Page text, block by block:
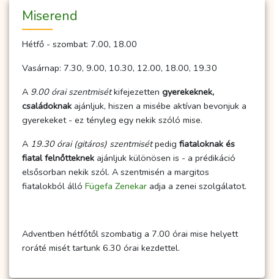
Miserend
Hétfő - szombat: 7.00, 18.00
Vasárnap: 7.30, 9.00, 10.30, 12.00, 18.00, 19.30
A 9.00 órai szentmisétkifejezetten gyerekeknek,
családoknak ajánljuk, hiszen a misébe aktívan bevonjuk a
gyerekeket - ez tényleg egy nekik szóló mise.
A 19.30 órai (gitáros) szentmisétpedig fiataloknak és
fiatal felnőtteknek ajánljuk különösen is - a prédikáció
elsősorban nekik szól. A szentmisén a margitos
fiatalokból álló Fügefa Zenekar adja a zenei szolgálatot.
Adventben hétfőtől szombatig a 7.00 órai mise helyett
roráté misét tartunk 6.30 órai kezdettel.